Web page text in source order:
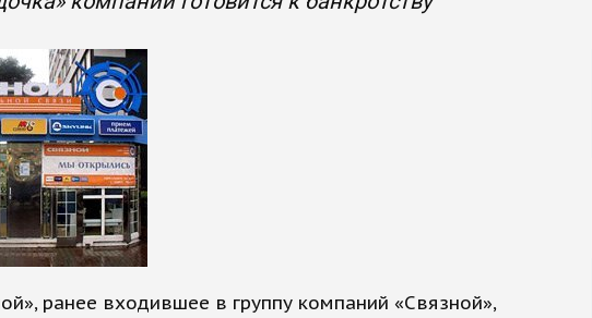
ранее входившее в группу компаний «Связной»,